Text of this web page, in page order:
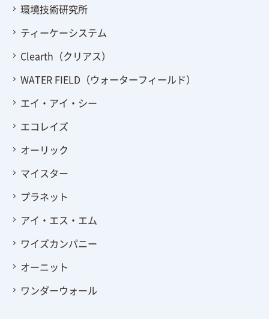
環境技術研究所
ティーケーシステム
Clearth（クリアス）
WATER FIELD（ウォーターフィールド）
エイ・アイ・シー
エコレイズ
オーリック
マイスター
プラネット
アイ・エス・エム
ワイズカンパニー
オーニット
ワンダーウォール